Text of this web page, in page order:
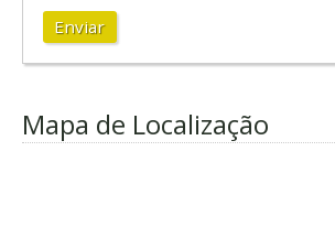
Enviar
Mapa de Localização